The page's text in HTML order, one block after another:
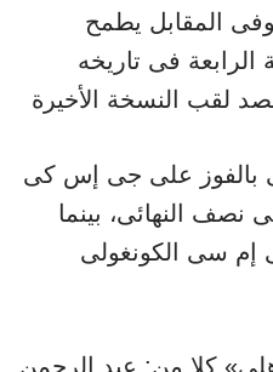
7 مرات، وفى المقابل يطمح
الرابعة فى تاريخه
بالفوز على جى إس كى
بنتيجة 41/29 فى نصف النهائى، بينما
إم سى الكونغولى
كلا من: عبد الرحمن